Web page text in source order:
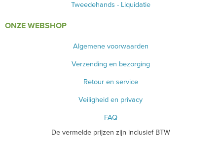
Tweedehands - Liquidatie
ONZE WEBSHOP
Algemene voorwaarden
Verzending en bezorging
Retour en service
Veiligheid en privacy
FAQ
De vermelde prijzen zijn inclusief BTW